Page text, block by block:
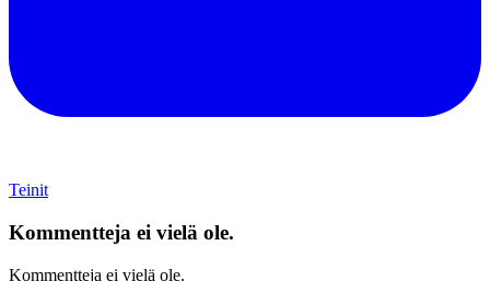
Teinit
Kommentteja ei vielä ole.
Kommentteja ei vielä ole.